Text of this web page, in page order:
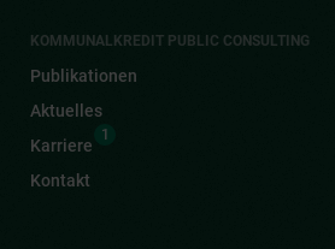
KOMMUNALKREDIT PUBLIC CONSULTING
Publikationen
Aktuelles
Karriere
1
Kontakt